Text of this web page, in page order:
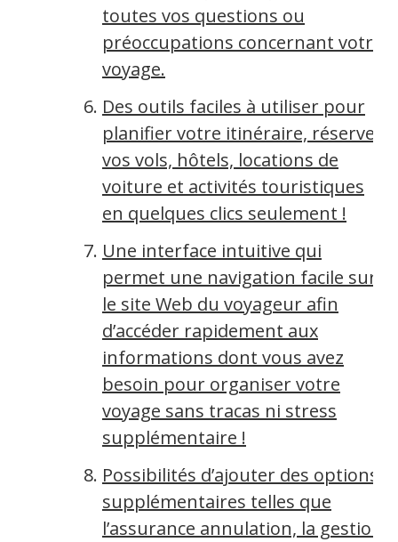
toutes vos questions ou
préoccupations concernant votre
voyage.
Des outils faciles à utiliser pour
planifier votre itinéraire, réserver
vos vols, hôtels, locations de
voiture et activités touristiques
en quelques clics seulement !
Une interface intuitive qui
permet une navigation facile sur
le site Web du voyageur afin
d’accéder rapidement aux
informations dont vous avez
besoin pour organiser votre
voyage sans tracas ni stress
supplémentaire !
Possibilités d’ajouter des options
supplémentaires telles que
l’assurance annulation, la gestion